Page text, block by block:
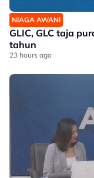
NIAGA AWANI
GLIC, GLC taja
tahun
23 hours ago